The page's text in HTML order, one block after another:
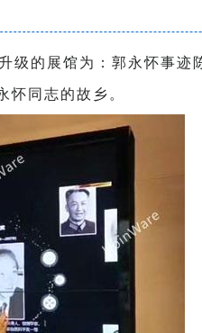
的展馆为：郭永怀事迹
同志的故乡。